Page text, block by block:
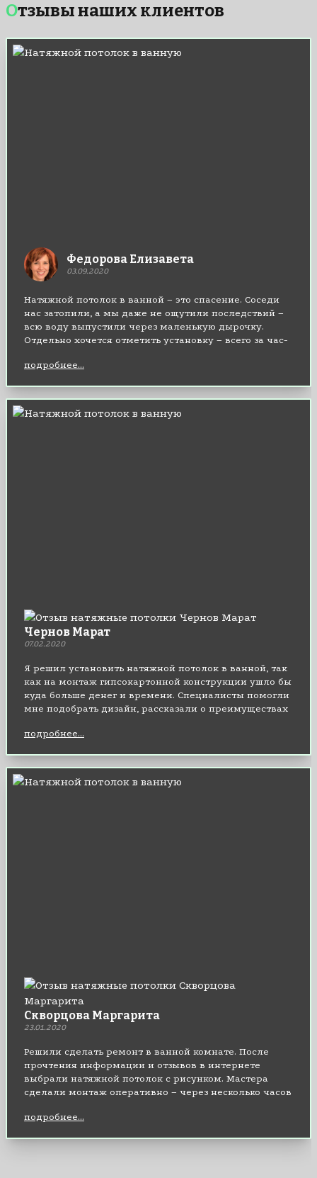
Отзывы наших клиентов
Федорова Елизавета
03.09.2020
Натяжной потолок в ванной – это спасение. Соседи
нас затопили, а мы даже не ощутили последствий –
всю воду выпустили через маленькую дырочку.
Отдельно хочется отметить установку – всего за час-
подробнее...
Чернов Марат
07.02.2020
Я решил установить натяжной потолок в ванной, так
как на монтаж гипсокартонной конструкции ушло бы
куда больше денег и времени. Специалисты помогли
мне подобрать дизайн, рассказали о преимуществах
Смело рекомендую!
подробнее...
Скворцова Маргарита
23.01.2020
Решили сделать ремонт в ванной комнате. После
прочтения информации и отзывов в интернете
выбрали натяжной потолок с рисунком. Мастера
сделали монтаж оперативно – через несколько часов
Теперь выполнять гигиенические процедуры
подробнее...